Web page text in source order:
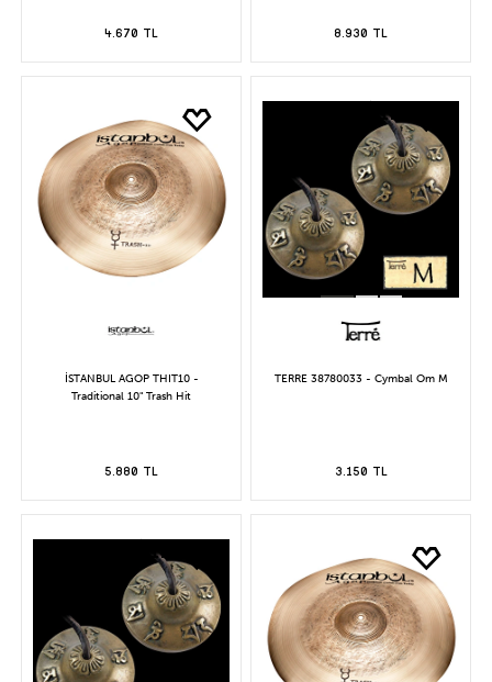
4.670 TL 8.930 TL
İSTANBUL AGOP THIT10 -
Traditional 10" Trash Hit
5.880 TL
YENİ
TERRE 38780033 - Cymbal Om M
3.150 TL
YENİ